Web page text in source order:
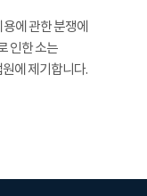
에 관한 분쟁에
인한 소는
에 제기합니다.